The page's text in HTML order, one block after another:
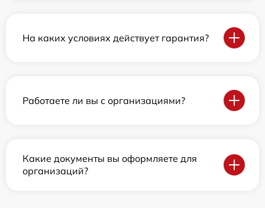
На каких условиях действует гарантия?
Работаете ли вы с организациями?
Какие документы вы оформляете для
организаций?